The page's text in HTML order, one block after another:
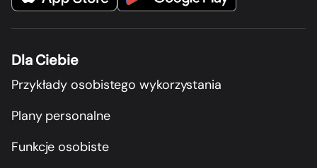
Dla Ciebie
Przykłady osobistego wykorzystania
Plany personalne
Funkcje osobiste